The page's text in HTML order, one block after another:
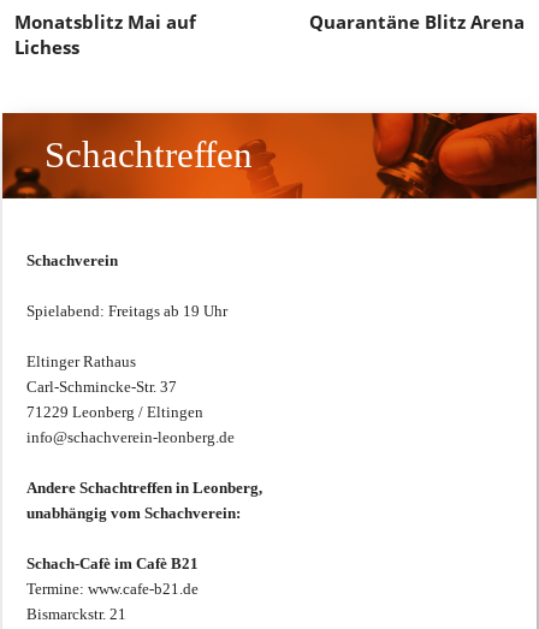
Monatsblitz Mai auf
Lichess
Quarantäne Blitz Arena
Schachtreffen
Schachverein
Spielabend: Freitags ab 19 Uhr
Eltinger Rathaus
Carl-Schmincke-Str. 37
71229 Leonberg / Eltingen
info@schachverein-leonberg.de
Andere Schachtreffen in Leonberg,
unabhängig vom Schachverein:
Schach-Cafè im Cafè B21
Termine: www.cafe-b21.de
Bismarckstr. 21